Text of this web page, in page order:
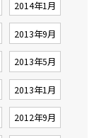
2014年1月
2013年9月
2013年5月
2013年1月
2012年9月